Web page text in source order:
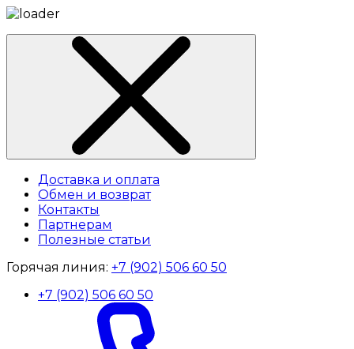
Доставка и оплата
Обмен и возврат
Контакты
Партнерам
Полезные статьи
Горячая линия: +7 (902) 506 60 50
+7 (902) 506 60 50